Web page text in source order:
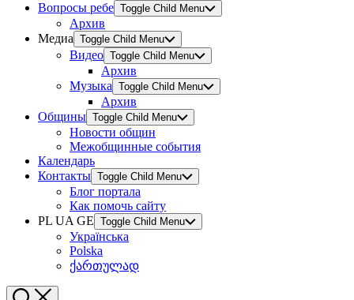
Вопросы ребе Toggle Child Menu
Архив
Медиа Toggle Child Menu
Видео Toggle Child Menu
Архив
Музыка Toggle Child Menu
Архив
Общины Toggle Child Menu
Новости общин
Межобщинные события
Календарь
Контакты Toggle Child Menu
Блог портала
Как помочь сайту
PL UA GE Toggle Child Menu
Українська
Polska
ქართულად